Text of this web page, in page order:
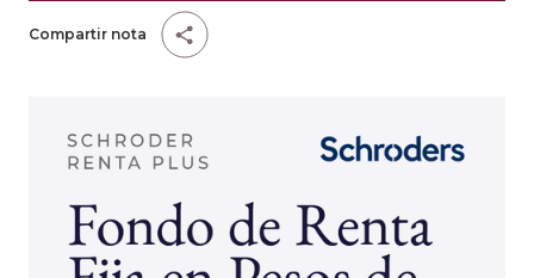
Compartir nota